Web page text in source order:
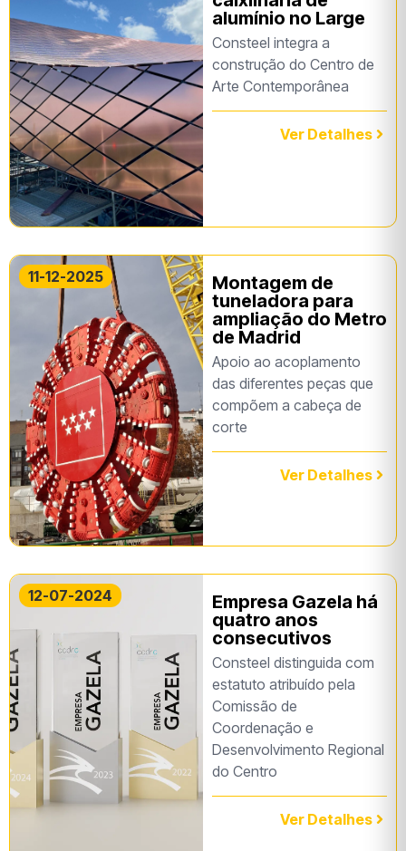
alumínio no Large
Consteel integra a
construção do Centro de
Arte Contemporânea
Ver Detalhes
11-12-2025
Montagem de
tuneladora para
ampliação do Metro
de Madrid
Apoio ao acoplamento
das diferentes peças que
compõem a cabeça de
corte
Ver Detalhes
12-07-2024
Empresa Gazela há
quatro anos
consecutivos
Consteel distinguida com
estatuto atribuído pela
Comissão de
Coordenação e
Desenvolvimento Regional
do Centro
Ver Detalhes